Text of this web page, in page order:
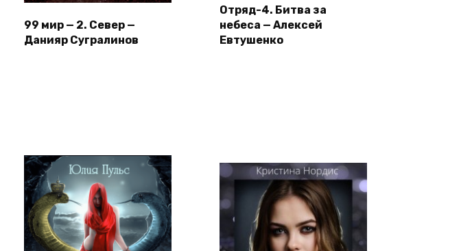
99 мир — 2. Север —
Данияр Сугралинов
Отряд-4. Битва за
небеса — Алексей
Евтушенко